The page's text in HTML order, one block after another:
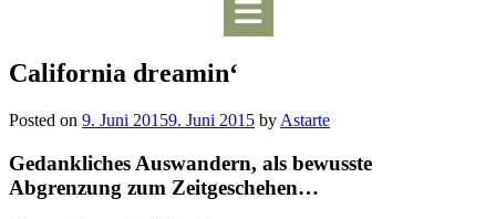
California dreamin‘
Posted on 9. Juni 20159. Juni 2015 by Astarte
Gedankliches Auswandern, als bewusste
Abgrenzung zum Zeitgeschehen…